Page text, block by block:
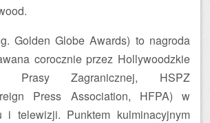
Golden Globe Awards) to nagroda
corocznie przez Hollywoodzkie
Prasy Zagranicznej, HSPZ
Press Association, HFPA) w
i telewizji. Punktem kulminacyjnym